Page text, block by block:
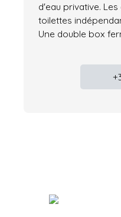
d'eau privative.
toilettes
Une double box